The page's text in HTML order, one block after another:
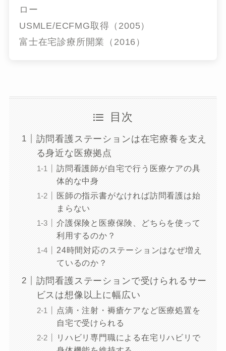
ロー
USMLE/ECFMG取得（2005）
富士在宅診療所開業（2016）
目次
訪問看護ステーションは在宅療養を支え
る身近な医療拠点
訪問看護師が自宅で行う医療ケアの具
体的な中身
医師の指示書がなければ訪問看護は始
まらない
介護保険と医療保険、どちらを使って
利用するのか？
24時間対応のステーションはなぜ増え
ているのか？
訪問看護ステーションで受けられるサー
ビスは想像以上に幅広い
点滴・注射・褥瘡ケアなど医療処置を
自宅で受けられる
リハビリ専門職による在宅リハビリで